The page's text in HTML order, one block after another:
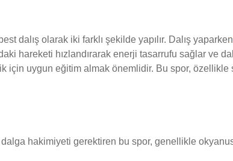
dalış olarak iki farklı şekilde yapılır. Dalış yaparken
hareketi hızlandırarak enerji tasarrufu sağlar ve
için uygun eğitim almak önemlidir. Bu spor, özellikle
hakimiyeti gerektiren bu spor, genellikle okyanus